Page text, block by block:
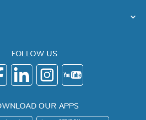
FOLLOW US
OUR APPS